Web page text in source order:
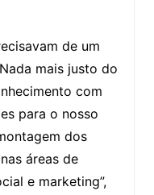
de um
mais justo do
com
para o nosso
dos
áreas de
e marketing”,